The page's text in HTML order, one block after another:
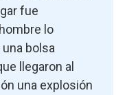
fue
lo
bolsa
llegaron al
una explosión